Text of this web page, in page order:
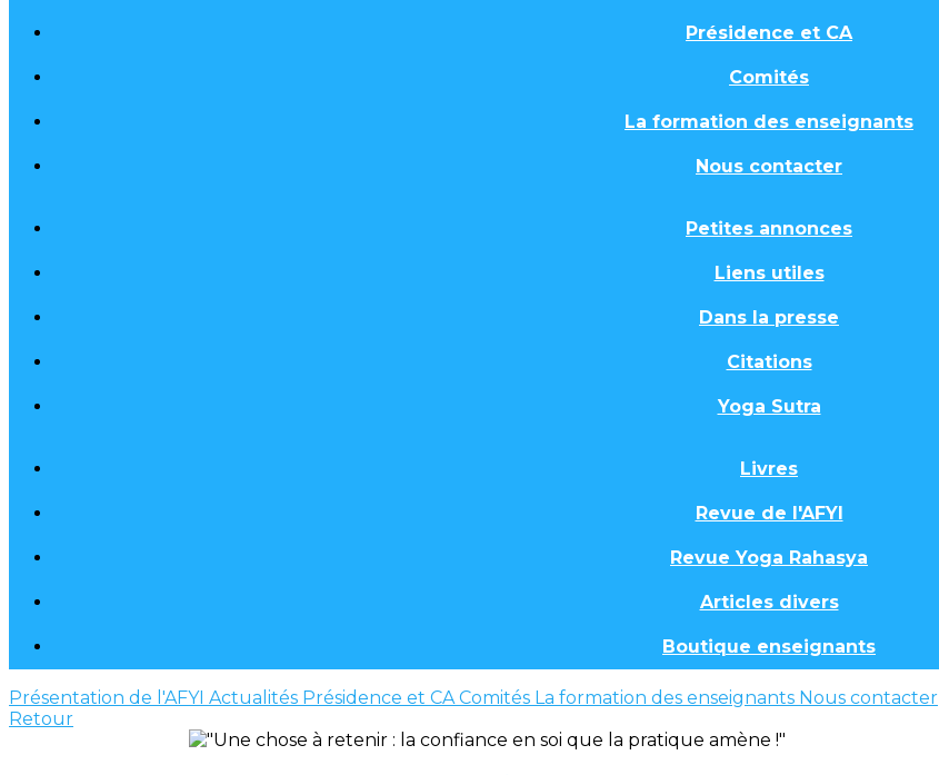
Présidence et CA
Comités
La formation des enseignants
Nous contacter
Petites annonces
Liens utiles
Dans la presse
Citations
Yoga Sutra
Livres
Revue de l'AFYI
Revue Yoga Rahasya
Articles divers
Boutique enseignants
Présentation de l'AFYI Actualités Présidence et CAComités La formation des enseignants Nous contacter
Retour